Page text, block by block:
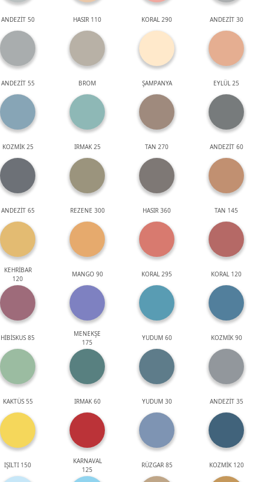
ANDEZİT 50 HASIR 110 KORAL 290 ANDEZİT 30
ANDEZİT 55 BROM ŞAMPANYA EYLÜL 25
KOZMİK 25 IRMAK 25 TAN 270 ANDEZİT 60
ANDEZİT 65 REZENE 300 HASIR 360 TAN 145
KEHRİBAR
120
MANGO 90 KORAL 295 KORAL 120
HİBİSKUS 85
MENEKŞE
175
YUDUM 60 KOZMİK 90
KAKTÜS 55 IRMAK 60 YUDUM 30 ANDEZİT 35
IŞILTI 150
KARNAVAL
125
RÜZGAR 85 KOZMİK 120